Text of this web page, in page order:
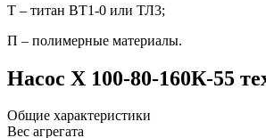
Т – титан ВТ1-0 или ТЛ3;
П – полимерные материалы.
Насос Х 100-80-160К-55
Общие характеристики
Вес агрегата